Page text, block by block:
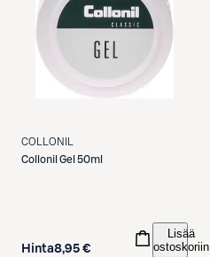
COLLONIL
Collonil Gel 50ml
Hinta8,95 €
Lisää
ostoskoriin